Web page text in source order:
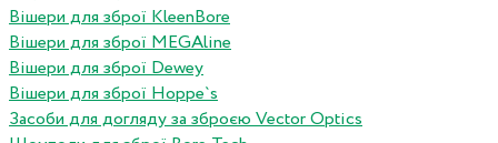
Вішери для зброї KleenBore
Вішери для зброї MEGAline
Вішери для зброї Dewey
Вішери для зброї Hoppe`s
Засоби для догляду за зброєю Vector Optics